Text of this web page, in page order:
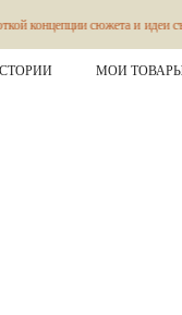
МОИ
и идеи съёмки. Следите за